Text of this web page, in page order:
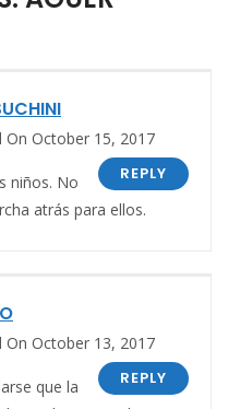
On October 15, 2017
REPLY
niños. No
atrás para ellos.
On October 13, 2017
REPLY
que la